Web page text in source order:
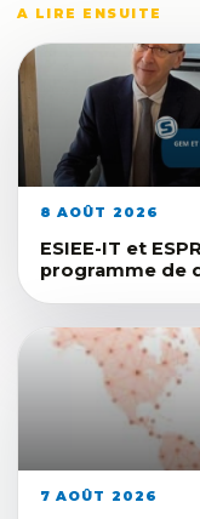
A LIRE ENSUITE
8 AOÛT 2026
ESIEE-IT et
programme de
7 AOÛT 2026